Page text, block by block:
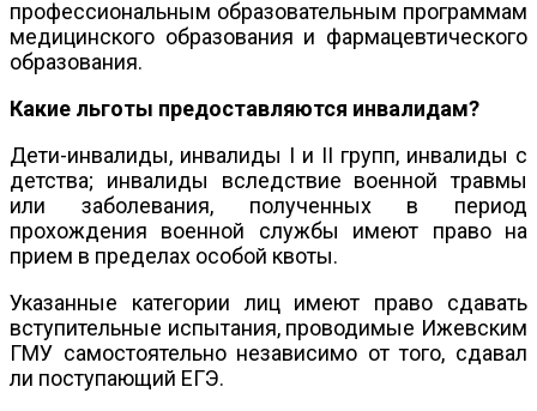
профессиональным образовательным программам
медицинского образования и фармацевтического
образования.
Какие льготы предоставляются инвалидам?
Дети-инвалиды, инвалиды I и II групп, инвалиды с
детства; инвалиды вследствие военной травмы
или заболевания, полученных в период
прохождения военной службы имеют право на
прием в пределах особой квоты.
Указанные категории лиц имеют право сдавать
вступительные испытания, проводимые Ижевским
ГМУ самостоятельно независимо от того, сдавал
ли поступающий ЕГЭ.